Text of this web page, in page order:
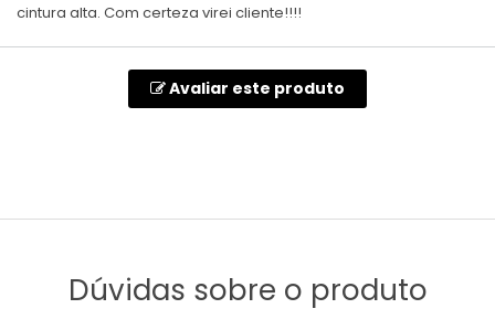
cintura alta. Com certeza virei cliente!!!!
Avaliar este produto
Dúvidas sobre o produto